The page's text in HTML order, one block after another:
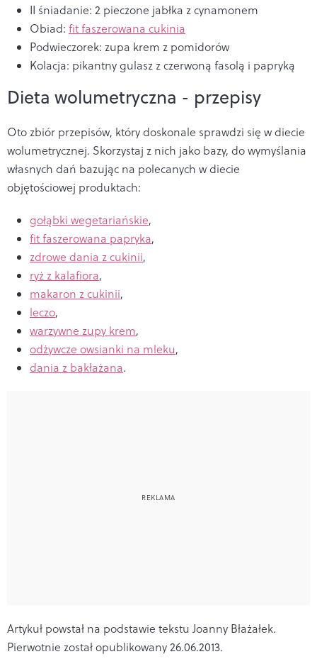
II śniadanie: 2 pieczone jabłka z cynamonem
Obiad: fit faszerowana cukinia
Podwieczorek: zupa krem z pomidorów
Kolacja: pikantny gulasz z czerwoną fasolą i papryką
Dieta wolumetryczna - przepisy
Oto zbiór przepisów, który doskonale sprawdzi się w diecie
wolumetrycznej. Skorzystaj z nich jako bazy, do wymyślania
własnych dań bazując na polecanych w diecie
objętościowej produktach:
gołąbki wegetariańskie,
fit faszerowana papryka,
zdrowe dania z cukinii,
ryż z kalafiora,
makaron z cukinii,
leczo,
warzywne zupy krem,
odżywcze owsianki na mleku,
dania z bakłażana.
Artykuł powstał na podstawie tekstu Joanny Błażałek.
Pierwotnie został opublikowany 26.06.2013.